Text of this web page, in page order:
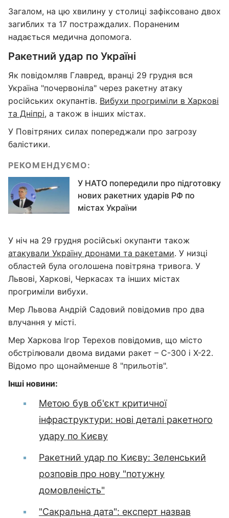
Загалом, на цю хвилину у столиці зафіксовано двох
загиблих та 17 постраждалих. Пораненим
надається медична допомога.
Ракетний удар по Україні
Як повідомляв Главред, вранці 29 грудня вся
Україна "почервоніла" через ракетну атаку
російських окупантів. Вибухи прогриміли в Харкові
та Дніпрі, а також в інших містах.
У Повітряних силах попереджали про загрозу
балістики.
РЕКОМЕНДУЄМО:
У НАТО попередили про підготовку
нових ракетних ударів РФ по
містах України
У ніч на 29 грудня російські окупанти також
атакували Україну дронами та ракетами. У низці
областей була оголошена повітряна тривога. У
Львові, Харкові, Черкасах та інших містах
прогриміли вибухи.
Мер Львова Андрій Садовий повідомив про два
влучання у місті.
Мер Харкова Ігор Терехов повідомив, що місто
обстрілювали двома видами ракет – С-300 і Х-22.
Відомо про щонайменше 8 "прильотів".
Інші новини:
Метою був об'єкт критичної
інфраструктури: нові деталі ракетного
удару по Києву
Ракетний удар по Києву: Зеленський
розповів про нову "потужну
домовленість"
"Сакральна дата": експерт назвав